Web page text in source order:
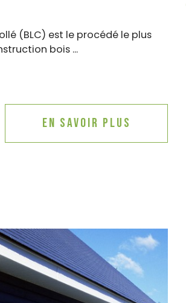
(BLC) est le procédé le plus
bois ...
En savoir plus